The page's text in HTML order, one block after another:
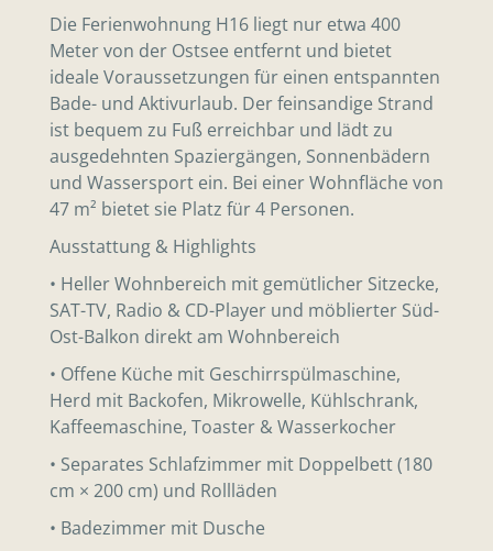
Die Ferienwohnung H16 liegt nur etwa 400
Meter von der Ostsee entfernt und bietet
ideale Voraussetzungen für einen entspannten
Bade- und Aktivurlaub. Der feinsandige Strand
ist bequem zu Fuß erreichbar und lädt zu
ausgedehnten Spaziergängen, Sonnenbädern
und Wassersport ein. Bei einer Wohnfläche von
47 m² bietet sie Platz für 4 Personen.
Ausstattung & Highlights
• Heller Wohnbereich mit gemütlicher Sitzecke,
SAT-TV, Radio & CD-Player und möblierter Süd-
Ost-Balkon direkt am Wohnbereich
• Offene Küche mit Geschirrspülmaschine,
Herd mit Backofen, Mikrowelle, Kühlschrank,
Kaffeemaschine, Toaster & Wasserkocher
• Separates Schlafzimmer mit Doppelbett (180
cm × 200 cm) und Rollläden
• Badezimmer mit Dusche